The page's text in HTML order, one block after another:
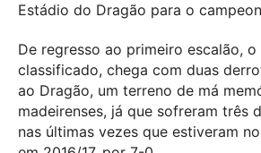
Estádio do Dragão para o
De regresso ao primeiro escalão, o
classificado, chega com duas
ao Dragão, um terreno de má
madeirenses, já que sofreram três
nas últimas vezes que estiveram